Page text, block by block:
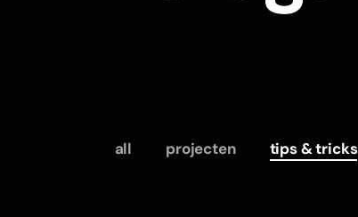
all projecten tips & tricks